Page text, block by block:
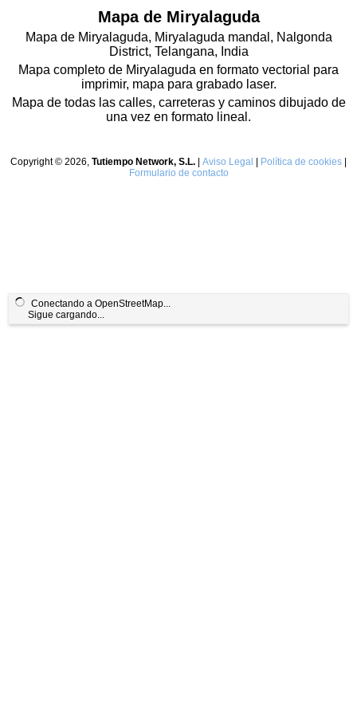
Conectando a OpenStreetMap...
Sigue cargando...
Mapa de Miryalaguda
Mapa de Miryalaguda, Miryalaguda mandal, Nalgonda
District, Telangana, India
Mapa completo de Miryalaguda en formato vectorial para
imprimir, mapa para grabado laser.
Mapa de todas las calles, carreteras y caminos dibujado de
una vez en formato lineal.
Copyright © 2026, Tutiempo Network, S.L. Aviso Legal Política de cookies
Formulario de contacto